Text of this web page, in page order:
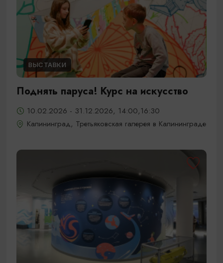
ВЫСТАВКИ
Поднять паруса! Курс на искусство
10.02.2026 - 31.12.2026, 14:00,16:30
Калининград, Третьяковская галерея в Калининграде